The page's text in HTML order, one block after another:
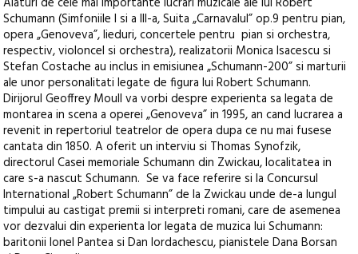
Schumann (Simfoniile I si a III-a, Suita „Carnavalul” op.9 pentru pian,
opera „Genoveva”, lieduri, concertele pentru pian si orchestra,
respectiv, violoncel si orchestra), realizatorii Monica Isacescu si
Stefan Costache au inclus in emisiunea „Schumann-200” si marturii
ale unor personalitati legate de figura lui Robert Schumann.
Dirijorul Geoffrey Moull va vorbi despre experienta sa legata de
montarea in scena a operei „Genoveva” in 1995, an cand lucrarea a
revenit in repertoriul teatrelor de opera dupa ce nu mai fusese
cantata din 1850. A oferit un interviu si Thomas Synofzik,
directorul Casei memoriale Schumann din Zwickau, localitatea in
care s-a nascut Schumann. Se va face referire si la Concursul
International „Robert Schumann” de la Zwickau unde de-a lungul
timpului au castigat premii si interpreti romani, care de asemenea
vor dezvalui din experienta lor legata de muzica lui Schumann:
baritonii Ionel Pantea si Dan Iordachescu, pianistele Dana Borsan